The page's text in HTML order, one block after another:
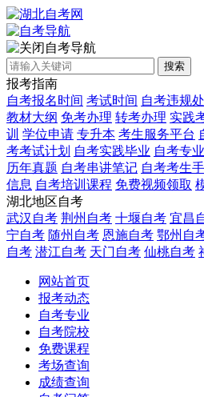
自考导航
搜索
报考指南
自考报名时间 考试时间 自考违规
教材大纲 免考办理 转考办理 实践
训 学位申请 专升本 考生服务平台
考考试计划 自考实践毕业 自考专业
历年真题 自考串讲笔记 自考考生
信息 自考培训课程 免费视频领取
湖北地区自考
武汉自考 荆州自考 十堰自考 宜昌
宁自考 随州自考 恩施自考 鄂州自
自考 潜江自考 天门自考 仙桃自考
网站首页
报考动态
自考专业
自考院校
免费课程
考场查询
成绩查询